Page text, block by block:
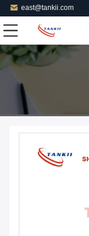
east@tankii.com